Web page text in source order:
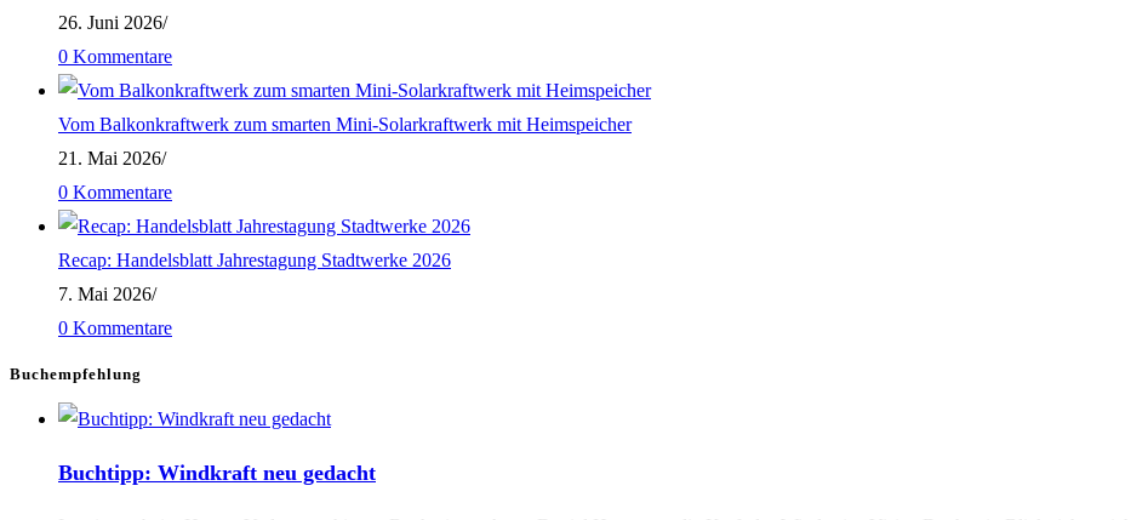
für
die
Zukunft
26. Juni 2026/
0 Kommentare
Vom Balkonkraftwerk zum smarten Mini-Solarkraftwerk mit Heimspeicher
21. Mai 2026/
0 Kommentare
Recap: Handelsblatt Jahrestagung Stadtwerke 2026
7. Mai 2026/
0 Kommentare
Buchempfehlung
Buchtipp: Windkraft neu gedacht